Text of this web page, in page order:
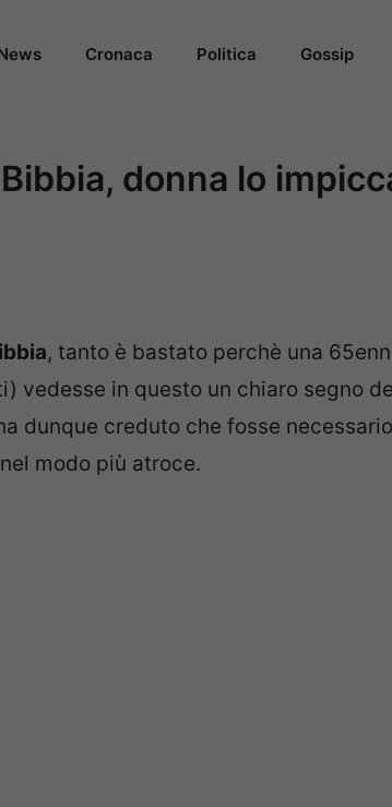
Cronaca Politica Gossip
donna lo
, tanto è bastato perchè una
vedesse in questo un chiaro segno
dunque creduto che fosse
modo più atroce.